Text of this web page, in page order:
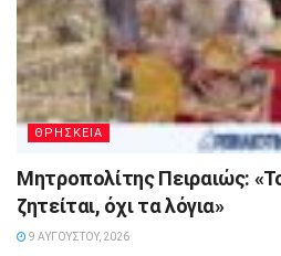
ΘΡΗΣΚΕΙΑ
Μητροπολίτης Πειραιώς:
ζητείται, όχι τα λόγια»
9 ΑΥΓΟΎΣΤΟΥ, 2026